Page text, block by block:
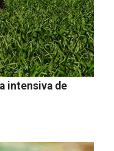
intensiva de